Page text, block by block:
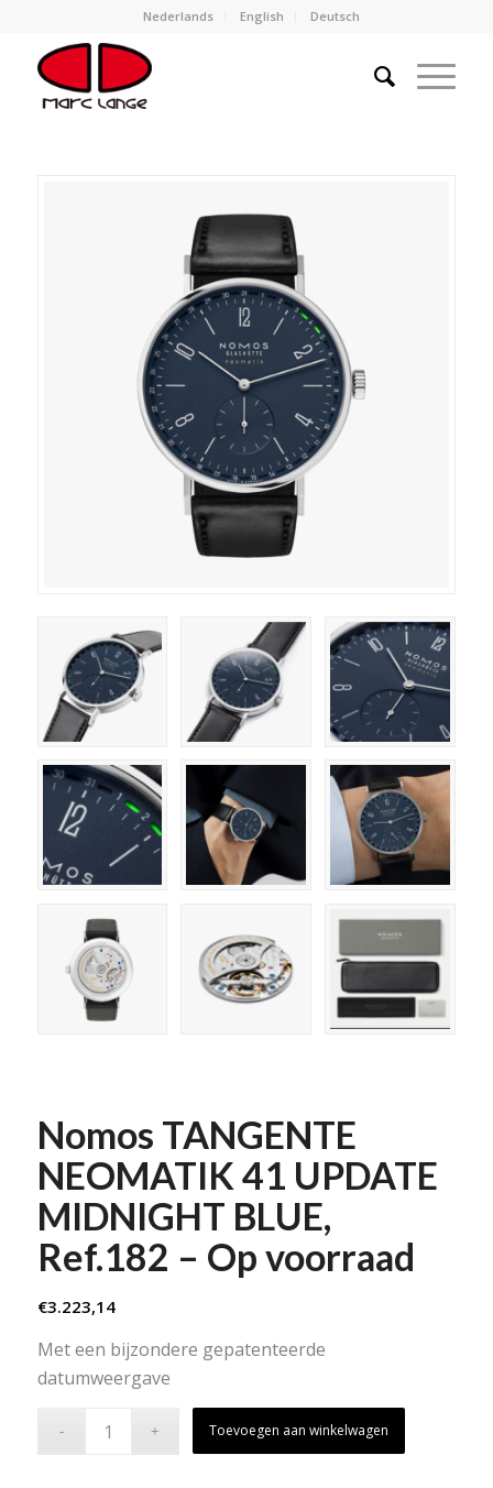
Nederlands English Deutsch
Nomos TANGENTE
NEOMATIK 41 UPDATE
MIDNIGHT BLUE,
Ref.182 – Op voorraad
€3.223,14
Met een bijzondere gepatenteerde
datumweergave
Toevoegen aan winkelwagen